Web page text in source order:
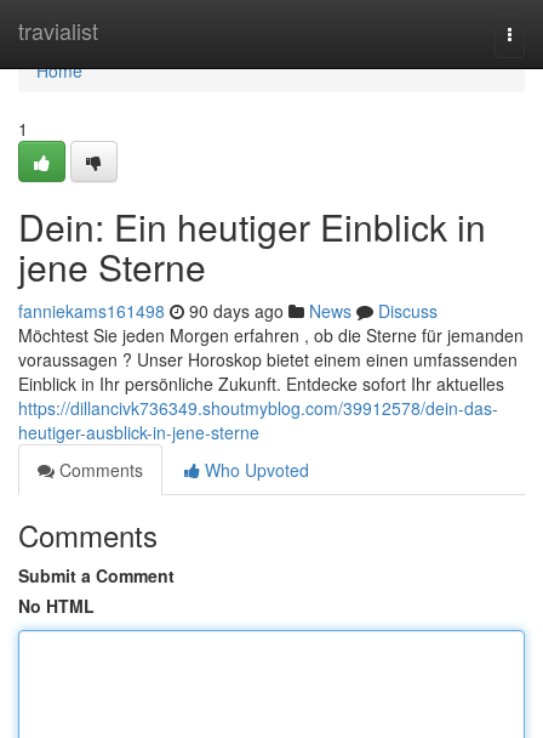
travialist
Home
Home
1
Dein: Ein heutiger Einblick in
jene Sterne
fanniekams161498 90 days ago News
Discuss
Möchtest Sie jeden Morgen erfahren , ob die Sterne für jemanden
voraussagen ? Unser Horoskop bietet einem einen umfassenden
Einblick in Ihr persönliche Zukunft. Entdecke sofort Ihr aktuelles
https://dillancivk736349.shoutmyblog.com/39912578/dein-das-
heutiger-ausblick-in-jene-sterne
Comments
Who Upvoted
Comments
Submit a Comment
No HTML